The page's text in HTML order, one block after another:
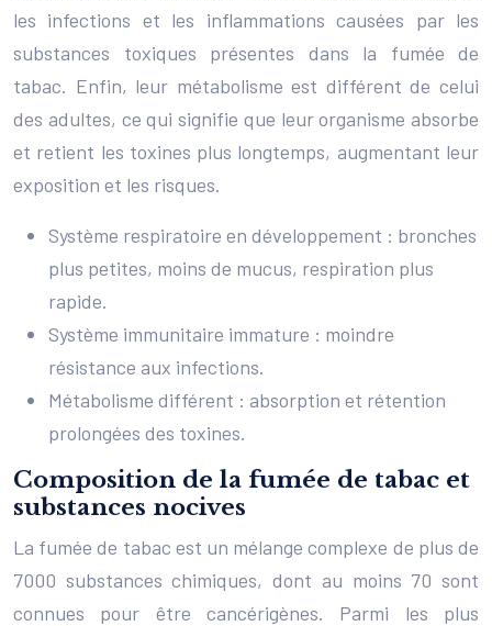
les infections et les inflammations causées par les
substances toxiques présentes dans la fumée de
tabac. Enfin, leur métabolisme est différent de celui
des adultes, ce qui signifie que leur organisme absorbe
et retient les toxines plus longtemps, augmentant leur
exposition et les risques.
Système respiratoire en développement : bronches
plus petites, moins de mucus, respiration plus
rapide.
Système immunitaire immature : moindre
résistance aux infections.
Métabolisme différent : absorption et rétention
prolongées des toxines.
Composition de la fumée de tabac et
substances nocives
La fumée de tabac est un mélange complexe de plus de
7000 substances chimiques, dont au moins 70 sont
connues pour être cancérigènes. Parmi les plus